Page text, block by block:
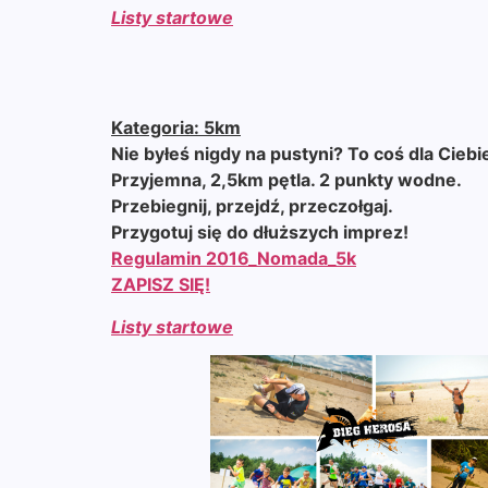
Listy startowe
Kategoria: 5km
Nie byłeś nigdy na pustyni? To coś dla
Przyjemna, 2,5km pętla. 2 punkty wodne.
Przebiegnij, przejdź, przeczołgaj.
Przygotuj się do dłuższych imprez!
Regulamin 2016_Nomada_5k
ZAPISZ SIĘ!
Listy startowe